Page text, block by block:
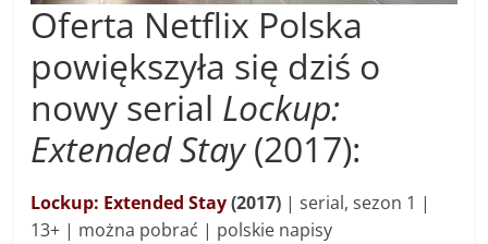
Oferta Netflix Polska
powiększyła się dziś o
nowy serial Lockup:
Extended Stay(2017):
Lockup: Extended Stay(2017) | serial, sezon 1 |
13+ | można pobrać | polskie napisy